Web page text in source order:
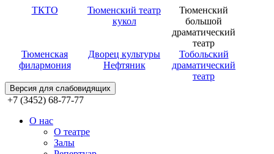
ТКТО
Тюменский театр
кукол
Тюменский
большой
драматический
театр
Тюменская
филармония
Дворец культуры
Нефтяник
Тобольский
драматический
театр
Версия для слабовидящих
+7 (3452) 68-77-77
О нас
О театре
Залы